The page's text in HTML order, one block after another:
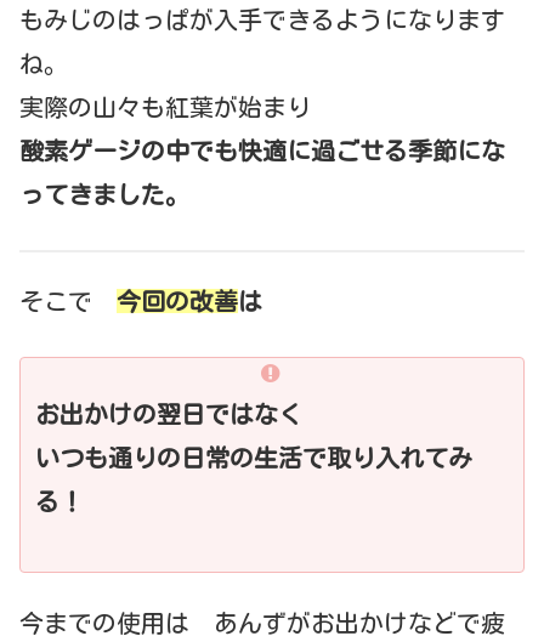
もみじのはっぱが入手できるようになります
ね。
実際の山々も紅葉が始まり
酸素ゲージの中でも快適に過ごせる季節にな
ってきました。
そこで 今回の改善は
お出かけの翌日ではなく
いつも通りの日常の生活で取り入れてみ
る！
今までの使用は あんずがお出かけなどで疲